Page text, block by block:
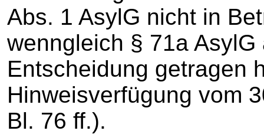
Abs. 1 AsylG nicht in
wenngleich § 71a
Entscheidung getragen
Hinweisverfügung vom
Bl. 76 ff.).